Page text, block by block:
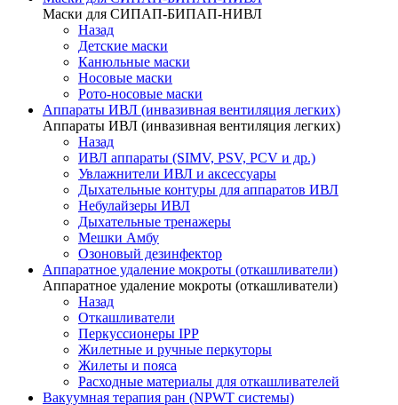
Маски для СИПАП-БИПАП-НИВЛ
Назад
Детские маски
Канюльные маски
Носовые маски
Рото-носовые маски
Аппараты ИВЛ (инвазивная вентиляция легких)
Аппараты ИВЛ (инвазивная вентиляция легких)
Назад
ИВЛ аппараты (SIMV, PSV, PCV и др.)
Увлажнители ИВЛ и аксессуары
Дыхательные контуры для аппаратов ИВЛ
Небулайзеры ИВЛ
Дыхательные тренажеры
Мешки Амбу
Озоновый дезинфектор
Аппаратное удаление мокроты (откашливатели)
Аппаратное удаление мокроты (откашливатели)
Назад
Откашливатели
Перкуссионеры IPP
Жилетные и ручные перкуторы
Жилеты и пояса
Расходные материалы для откашливателей
Вакуумная терапия ран (NPWT системы)